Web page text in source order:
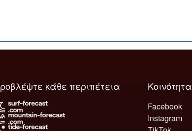
Κοινότητα
Facebook
Instagram
Προβλέψτε κάθε περιπέτεια